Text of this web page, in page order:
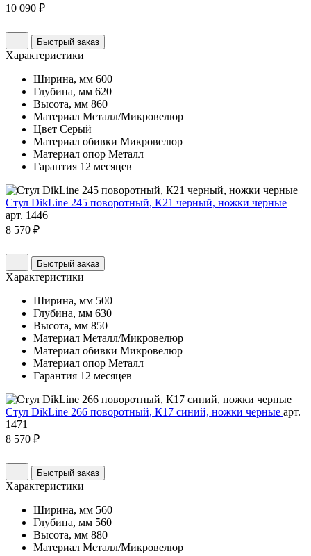
10 090 ₽
Быстрый заказ
Характеристики
Ширина, мм 600
Глубина, мм 620
Высота, мм 860
Материал Металл/Микровелюр
Цвет Серый
Материал обивки Микровелюр
Материал опор Металл
Гарантия 12 месяцев
Стул DikLine 245 поворотный, К21 черный, ножки черные
арт. 1446
8 570 ₽
Быстрый заказ
Характеристики
Ширина, мм 500
Глубина, мм 630
Высота, мм 850
Материал Металл/Микровелюр
Материал обивки Микровелюр
Материал опор Металл
Гарантия 12 месяцев
Стул DikLine 266 поворотный, К17 синий, ножки черные арт.
1471
8 570 ₽
Быстрый заказ
Характеристики
Ширина, мм 560
Глубина, мм 560
Высота, мм 880
Материал Металл/Микровелюр